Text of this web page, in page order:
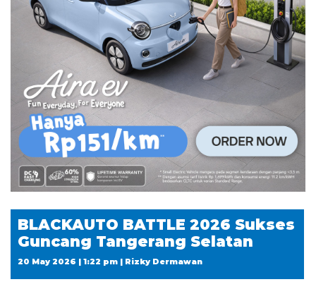
BLACKAUTO BATTLE 2026 Sukses
Guncang Tangerang Selatan
20 May 2026 | 1:22 pm | Rizky Dermawan